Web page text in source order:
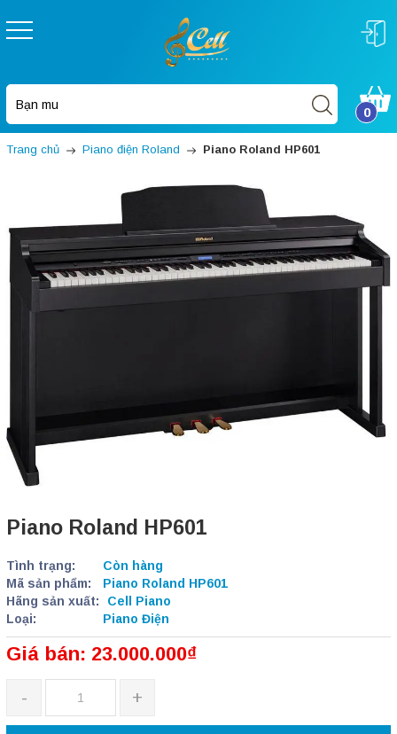
0
Trang chủ Piano điện Roland Piano Roland HP601
Piano Roland HP601
Tình trạng:
Còn hàng
Mã sản phẩm:
Piano Roland HP601
Hãng sản xuất:
Cell Piano
Loại:
Piano Điện
Giá bán: 23.000.000₫
- +